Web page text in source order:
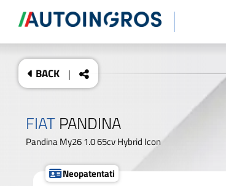
BACK |
FIAT PANDINA
Pandina My26 1.0 65cv Hybrid Icon
Neopatentati